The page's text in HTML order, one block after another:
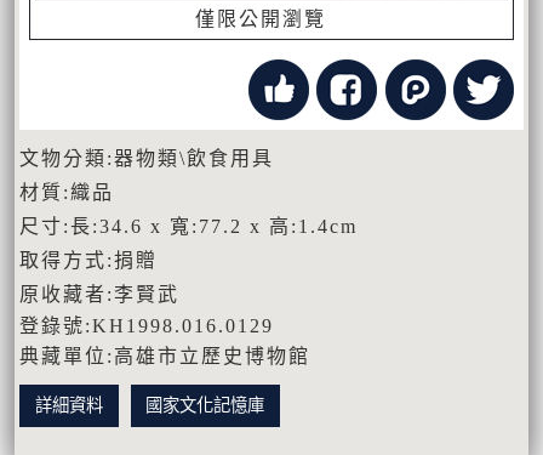
僅限公開瀏覽
文物分類:器物類\飲食用具
材質:織品
尺寸:長:34.6 x 寬:77.2 x 高:1.4cm
取得方式:捐贈
原收藏者:李賢武
登錄號:KH1998.016.0129
典藏單位:高雄市立歷史博物館
詳細資料 國家文化記憶庫